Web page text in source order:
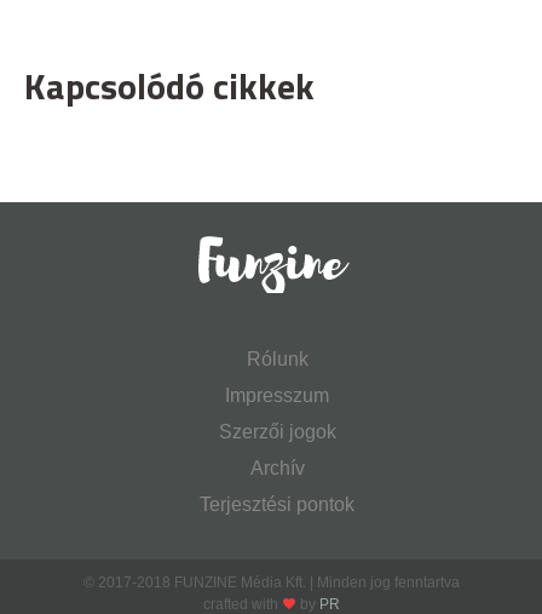
Kapcsolódó cikkek
Rólunk
Impresszum
Szerzői jogok
Archív
Terjesztési pontok
© 2017-2018 FUNZINE Média Kft. | Minden jog fenntartva
crafted with
by PR